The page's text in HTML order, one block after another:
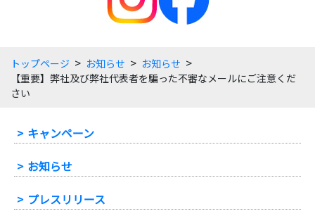
トップページ > お知らせ > お知らせ >
【重要】弊社及び弊社代表者を騙った不審なメールにご注意くだ
さい
キャンペーン
お知らせ
プレスリリース